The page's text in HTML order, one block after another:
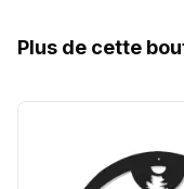
Plus de cette